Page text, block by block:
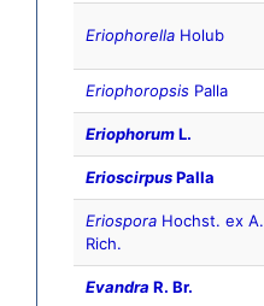
Eriophorella Holub
Eriophoropsis Palla
EriophorumL.
ErioscirpusPalla
Eriospora Hochst. ex A.
Rich.
Evandra R. Br.